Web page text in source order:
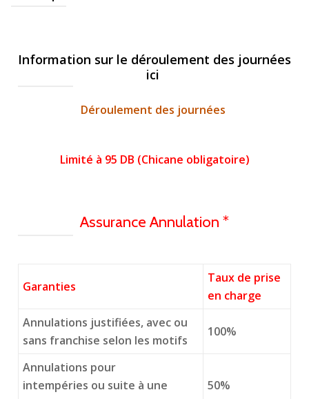
Information sur le déroulement des journées
ici
Déroulement des journées
Limité à 95 DB (Chicane obligatoire)
Assurance Annulation *
Garanties
Taux de prise
en charge
Annulations justifiées, avec ou
sans franchise selon les motifs
100%
Annulations pour
intempéries ou suite à une
50%